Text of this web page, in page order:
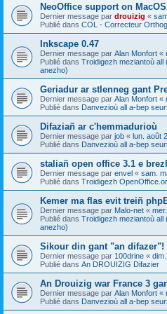
NeoOffice support on
Dernier message par drouizig «
Publié dans COL - Correcteur
Inkscape 0.47
Dernier message par Alan Monfort «
Publié dans Troidigezh meziantoù
anezho)
Geriadur ar stlenneg gant
Dernier message par Alan Monfort «
Publié dans Danvezioù all a-bep
Difaziañ ar c'hemmadurioù
Dernier message par job « lun. août
Publié dans Danvezioù all a-bep
staliañ open office 3.1 e
Dernier message par envel « sam.
Publié dans Troidigezh
Kemer ma flas evit treiñ
Dernier message par Malo-net «
Publié dans Troidigezh meziantoù
anezho)
Sikour din gant "an difazer"!
Dernier message par 100drine «
Publié dans An DROUIZIG Difazier
An Drouizig war France 3
Dernier message par Alan Monfort «
Publié dans Danvezioù all a-bep